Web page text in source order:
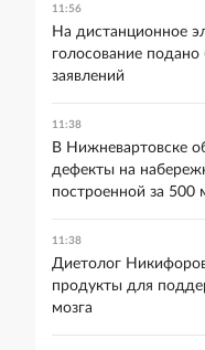
11:56
На дистанционное
голосование
заявлений
11:38
В Нижневартовске
дефекты на
построенной за 500
11:38
Диетолог
продукты для
мозга